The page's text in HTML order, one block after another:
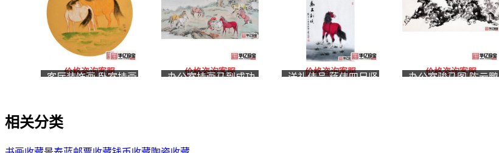
客厅装饰画 卧室挂画
价格咨询客服
办公室挂画马到成功
价格咨询客服
送礼佳品 蒋伟四尺竖
价格咨询客服
办公室骏马图 陈云鹏
价格咨询客服
相关分类